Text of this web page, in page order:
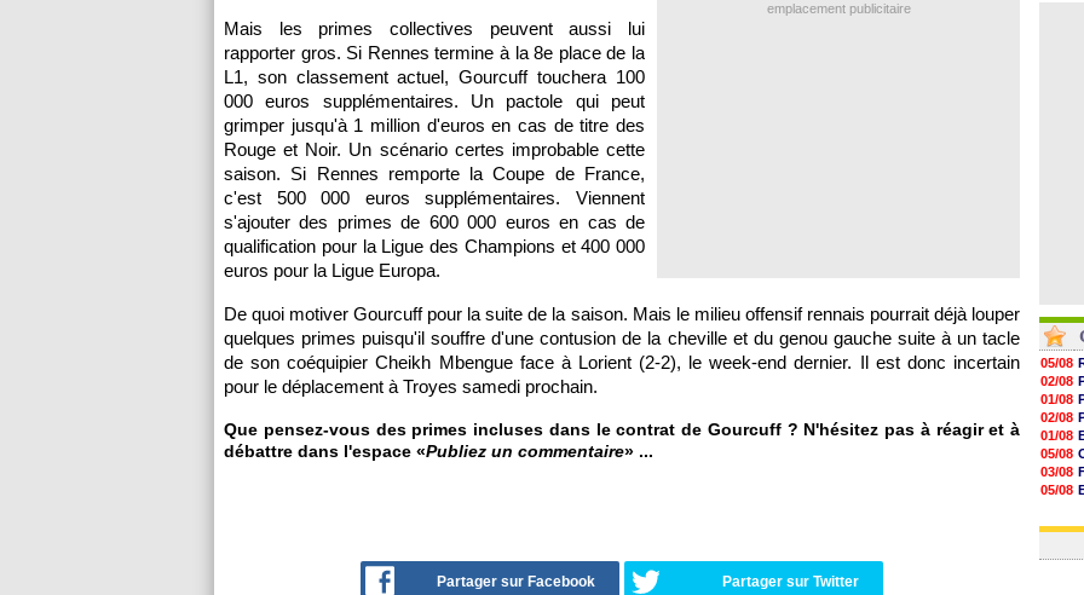
emplacement publicitaire
Mais les primes collectives peuvent aussi lui
rapporter gros. Si Rennes termine à la 8e place de la
L1, son classement actuel, Gourcuff touchera 100
000 euros supplémentaires. Un pactole qui peut
grimper jusqu'à 1 million d'euros en cas de titre des
Rouge et Noir. Un scénario certes improbable cette
saison. Si Rennes remporte la Coupe de France,
c'est 500 000 euros supplémentaires. Viennent
s'ajouter des primes de 600 000 euros en cas de
qualification pour la Ligue des Champions et 400 000
euros pour la Ligue Europa.
De quoi motiver Gourcuff pour la suite de la saison. Mais le milieu offensif rennais pourrait déjà louper
quelques primes puisqu'il souffre d'une contusion de la cheville et du genou gauche suite à un tacle
de son coéquipier Cheikh Mbengue face à Lorient (2-2), le week-end dernier. Il est donc incertain
pour le déplacement à Troyes samedi prochain.
Que pensez-vous des primes incluses dans le contrat de Gourcuff ? N'hésitez pas à réagir et à
débattre dans l'espace «Publiez un commentaire» ...
Partager sur Facebook Partager sur Twitter
05/08
02/08
01/08
02/08
01/08
05/08
03/08
05/08
03/08